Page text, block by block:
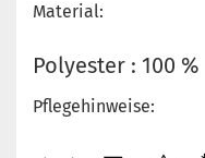
Material:
Polyester : 100 %
Pflegehinweise: